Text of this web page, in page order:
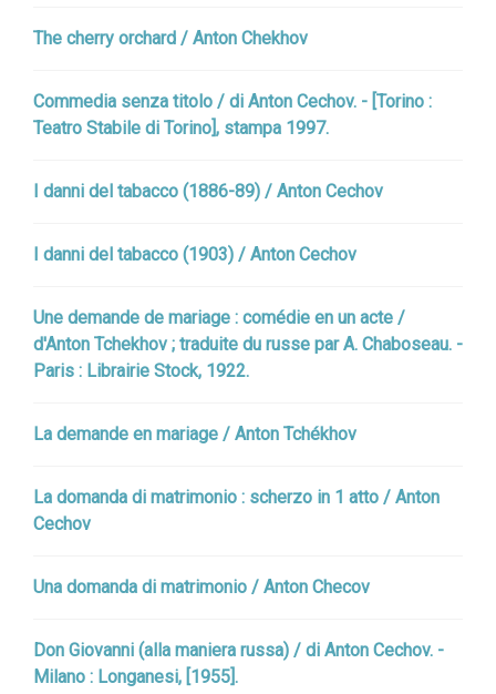
The cherry orchard / Anton Chekhov
Commedia senza titolo / di Anton Cechov. - [Torino :
Teatro Stabile di Torino], stampa 1997.
I danni del tabacco (1886-89) / Anton Cechov
I danni del tabacco (1903) / Anton Cechov
Une demande de mariage : comédie en un acte /
d'Anton Tchekhov ; traduite du russe par A. Chaboseau. -
Paris : Librairie Stock, 1922.
La demande en mariage / Anton Tchékhov
La domanda di matrimonio : scherzo in 1 atto / Anton
Cechov
Una domanda di matrimonio / Anton Checov
Don Giovanni (alla maniera russa) / di Anton Cechov. -
Milano : Longanesi, [1955].